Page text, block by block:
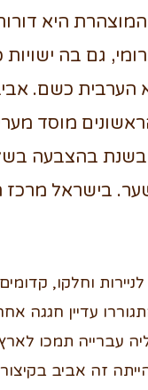
היא
גם בה ישויות
הערבית כשם.
מוסד
בשנת בהצבעה
בישראל מרכז
וחלקו,
עדיין חגגה
עברייה תמכו
זה אביב